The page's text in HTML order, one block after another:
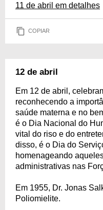
11 de abril em detalhes
COPIAR
12 de abril
Em 12 de abril,
reconhecendo a
saúde materna e no
é o Dia Nacional do
vital do riso e do
disso, é o Dia do
homenageando
administrativas nas
Em 1955, Dr. Jonas
Poliomielite.